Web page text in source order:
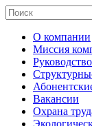
О компании
Миссия
Руководство
Вакансии
Охрана